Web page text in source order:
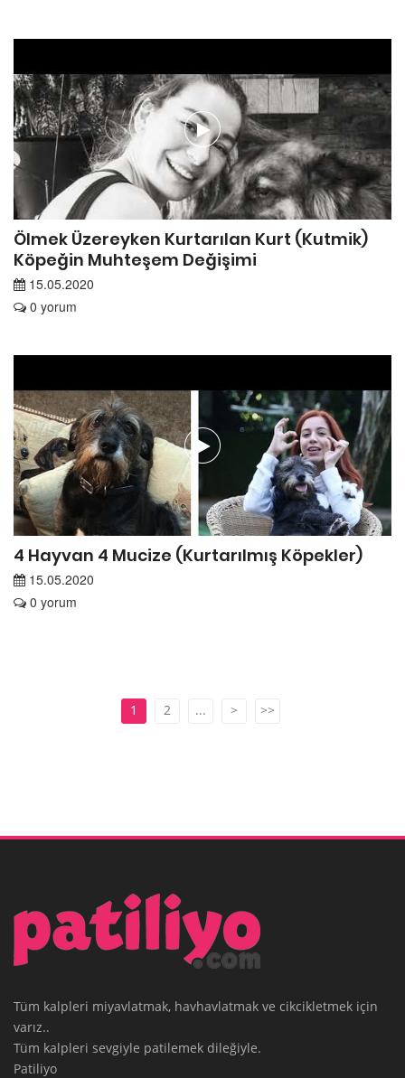
Ölmek Üzereyken Kurtarılan Kurt (Kutmik)
Köpeğin Muhteşem Değişimi
15.05.2020
0 yorum
4 Hayvan 4 Mucize (Kurtarılmış Köpekler)
15.05.2020
0 yorum
1 2 ... > >>
Tüm kalpleri miyavlatmak, havhavlatmak ve cikcikletmek için
varız..
Tüm kalpleri sevgiyle patilemek dileğiyle.
Patiliyo